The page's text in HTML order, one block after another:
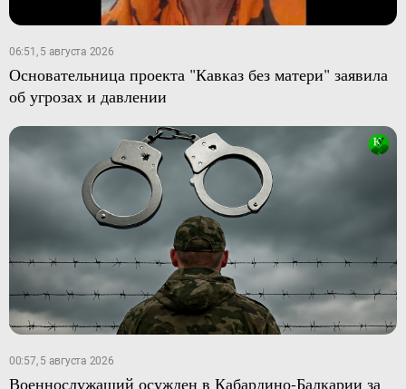
06:51, 5 августа 2026
Основательница проекта "Кавказ без матери" заявила
об угрозах и давлении
00:57, 5 августа 2026
Военнослужащий осужден в Кабардино-Балкарии за